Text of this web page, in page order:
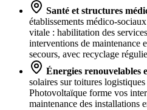
Santé et structures
établissements médico-
vitale : habilitation des
interventions de maintenance
secours, avec recyclage
Énergies renouvelables
solaires sur toitures
Photovoltaïque forme vos
maintenance des installations